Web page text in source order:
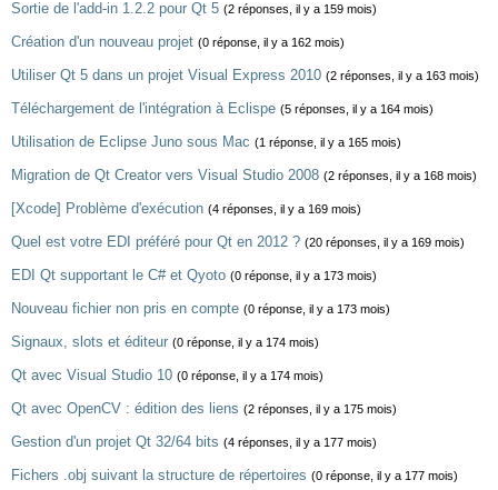
Sortie de l'add-in 1.2.2 pour Qt 5 (2 réponses, il y a 159 mois)
Création d'un nouveau projet (0 réponse, il y a 162 mois)
Utiliser Qt 5 dans un projet Visual Express 2010 (2 réponses, il y a 163 mois)
Téléchargement de l'intégration à Eclispe (5 réponses, il y a 164 mois)
Utilisation de Eclipse Juno sous Mac (1 réponse, il y a 165 mois)
Migration de Qt Creator vers Visual Studio 2008 (2 réponses, il y a 168 mois)
[Xcode] Problème d'exécution (4 réponses, il y a 169 mois)
Quel est votre EDI préféré pour Qt en 2012 ? (20 réponses, il y a 169 mois)
EDI Qt supportant le C# et Qyoto (0 réponse, il y a 173 mois)
Nouveau fichier non pris en compte (0 réponse, il y a 173 mois)
Signaux, slots et éditeur (0 réponse, il y a 174 mois)
Qt avec Visual Studio 10 (0 réponse, il y a 174 mois)
Qt avec OpenCV : édition des liens (2 réponses, il y a 175 mois)
Gestion d'un projet Qt 32/64 bits (4 réponses, il y a 177 mois)
Fichers .obj suivant la structure de répertoires (0 réponse, il y a 177 mois)